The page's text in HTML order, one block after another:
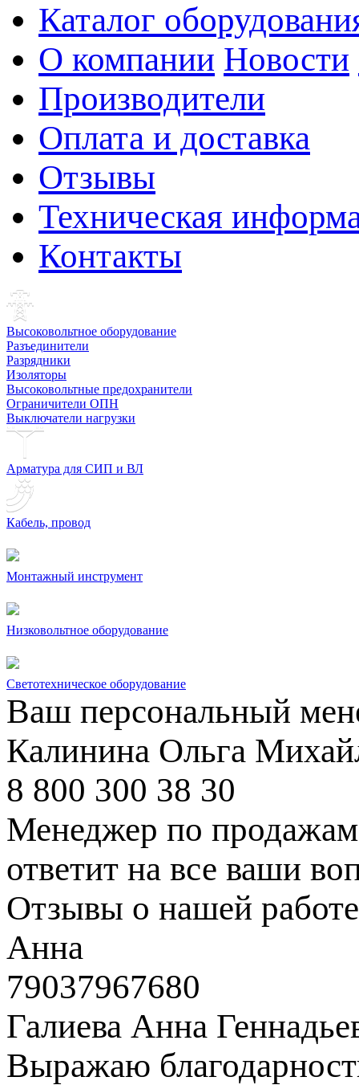
Каталог
О компании Новости
Производители
Оплата и доставка
Отзывы
Техническая
Контакты
Высоковольтное оборудование
Разъединители
Разрядники
Изоляторы
Высоковольтные предохранители
Ограничители ОПН
Выключатели нагрузки
Арматура для СИП и ВЛ
Кабель, провод
Монтажный инструмент
Низковольтное оборудование
Светотехническое оборудование
Ваш персональный
Калинина Ольга
8 800 300 38 30
Менеджер по продажам
ответит на все ваши
Отзывы о нашей работе
Анна
79037967680
Галиева Анна
Выражаю